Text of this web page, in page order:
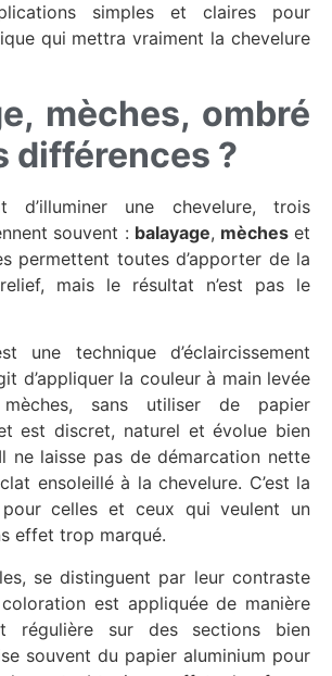
simples et claires pour
qui mettra vraiment la chevelure
mèches, ombré
différences ?
d’illuminer une chevelure, trois
souvent : balayage, mècheset
permettent toutes d’apporter de la
mais le résultat n’est pas le
une technique d’éclaircissement
d’appliquer la couleur à main levée
sans utiliser de papier
est discret, naturel et évolue bien
ne laisse pas de démarcation nette
ensoleillé à la chevelure. C’est la
celles et ceux qui veulent un
effet trop marqué.
se distinguent par leur contraste
est appliquée de manière
régulière sur des sections bien
souvent du papier aluminium pour